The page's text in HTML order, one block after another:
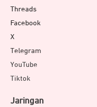
Threads
Facebook
X
Telegram
YouTube
Tiktok
Jaringan